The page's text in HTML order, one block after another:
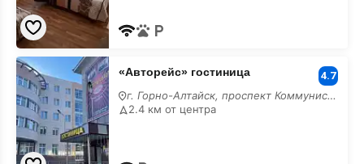
«Авторейс»
гостиница
лучшие
«Авторейс» гостиница 4.7
г. Горно-Алтайск, проспект Коммунистический,
2.4 км от центра